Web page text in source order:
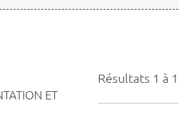
Résultats 1 à
ET